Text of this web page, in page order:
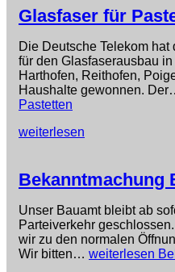
Glasfaser für
Die Deutsche Telekom
für den Glasfaserausbau
Harthofen, Reithofen,
Haushalte gewonnen.
Pastetten
weiterlesen
Bekanntmachung
Unser Bauamt bleibt ab
Parteiverkehr
wir zu den normalen
Wir bitten… weiterlesen